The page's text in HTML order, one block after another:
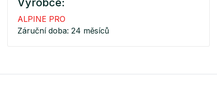
ALPINE PRO
Záruční doba: 24 měsíců